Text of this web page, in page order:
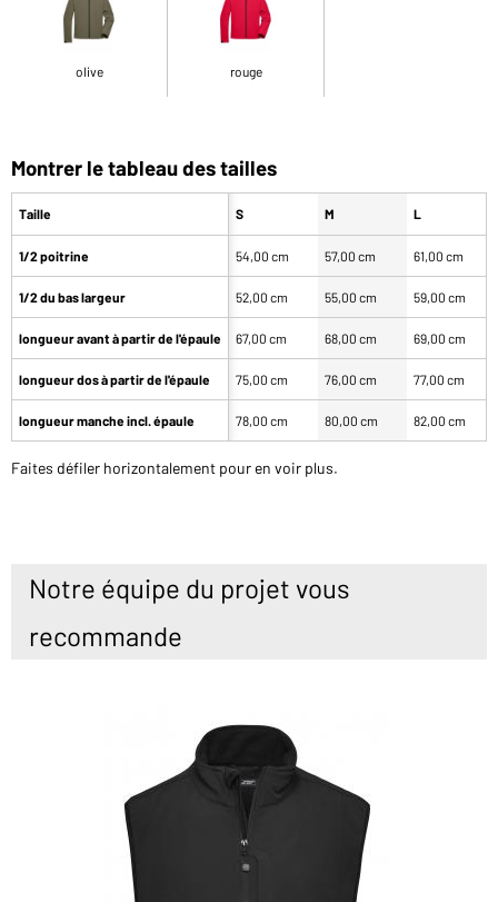
olive rouge
Montrer le tableau des tailles
Taille
1/2 poitrine
1/2 du bas largeur
longueur avant à partir de l'épaule
longueur dos à partir de l'épaule
longueur manche incl. épaule
S M L
54,00 cm 57,00 cm 61,00 cm
52,00 cm 55,00 cm 59,00 cm
67,00 cm 68,00 cm 69,00 cm
75,00 cm 76,00 cm 77,00 cm
78,00 cm 80,00 cm 82,00 cm
Faites défiler horizontalement pour en voir plus.
Notre équipe du projet vous
recommande